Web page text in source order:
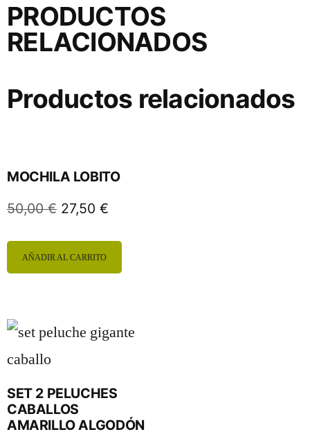
PRODUCTOS
RELACIONADOS
Productos relacionados
MOCHILA LOBITO
50,00€ 27,50 €
AÑADIR AL CARRITO
SET 2 PELUCHES
CABALLOS
AMARILLO ALGODÓN